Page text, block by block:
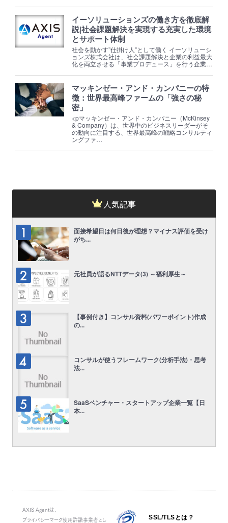
イーソリューションズの働き方を徹底解
説|社会課題解決を実現する充実した環境
とサポート体制
社会を動かす”仕掛け人”として働く イーソリューシ
ョンズ株式会社は、社会課題解決と企業の利益最大
化を両立させる「事業プロデュース」を行う企業…
マッキンゼー・アンド・カンパニーの特
徴：世界最高峰ファームの「強さの秘
密」
<pマッキンゼー・アンド・カンパニー（McKinsey
& Company）は、世界中のビジネスリーダーがそ
の動向に注目する、世界最高峰の戦略コンサルティ
ングファ…
人気記事
面接希望日は何日後が理想？マイナス評価を受け
がち...
元社員が語るNTTデータ(3) ～福利厚生～
【事例付き】コンサル資料(パワーポイント)作成
の...
コンサルが使うフレームワーク(分析手法)・思考
法...
SaaSベンチャー・スタートアップ企業一覧【日
本...
AXIS Agentは、
プライバシーマーク使用許諾事業者とし
SSL/TLSとは？